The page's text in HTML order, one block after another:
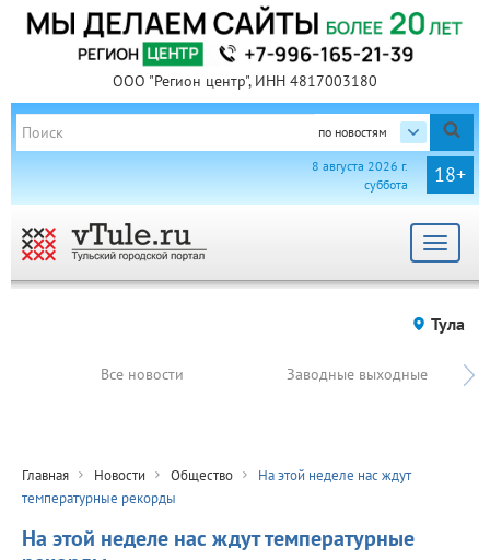
ООО "Регион центр", ИНН 4817003180
по новостям
18+
8 августа 2026 г.
суббота
Toggle
Тула
Все новости Заводные выходные
Главная Новости Общество
На этой неделе нас ждут
температурные рекорды
На этой неделе нас ждут температурные